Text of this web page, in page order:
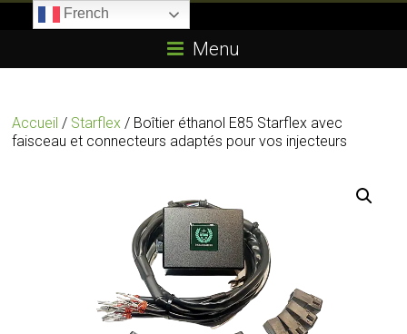
E85.com
passion
du
Menu
Accueil / Starflex / Boîtier éthanol E85 Starflex avec
faisceau et connecteurs adaptés pour vos injecteurs
French